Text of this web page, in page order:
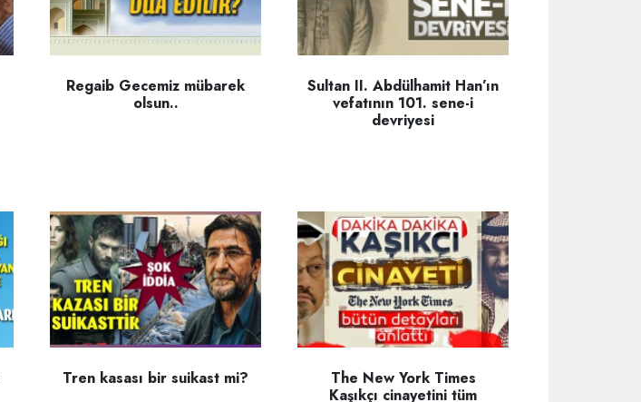
Regaib Gecemiz mübarek
olsun..
Sultan II. Abdülhamit Han’ın
vefatının 101. sene-i
devriyesi
Tren kasası bir suikast mi?
The New York Times
Kaşıkçı cinayetini tüm